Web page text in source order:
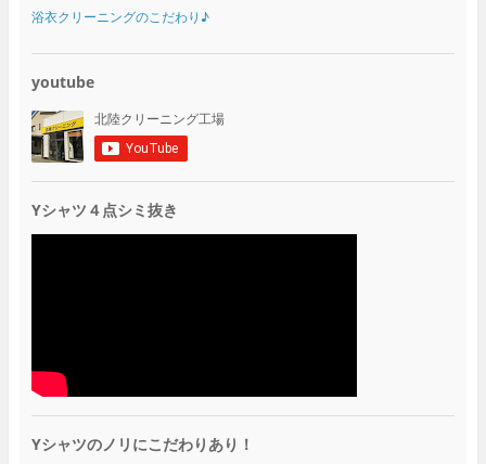
浴衣クリーニングのこだわり♪
youtube
Yシャツ４点シミ抜き
Yシャツのノリにこだわりあり！